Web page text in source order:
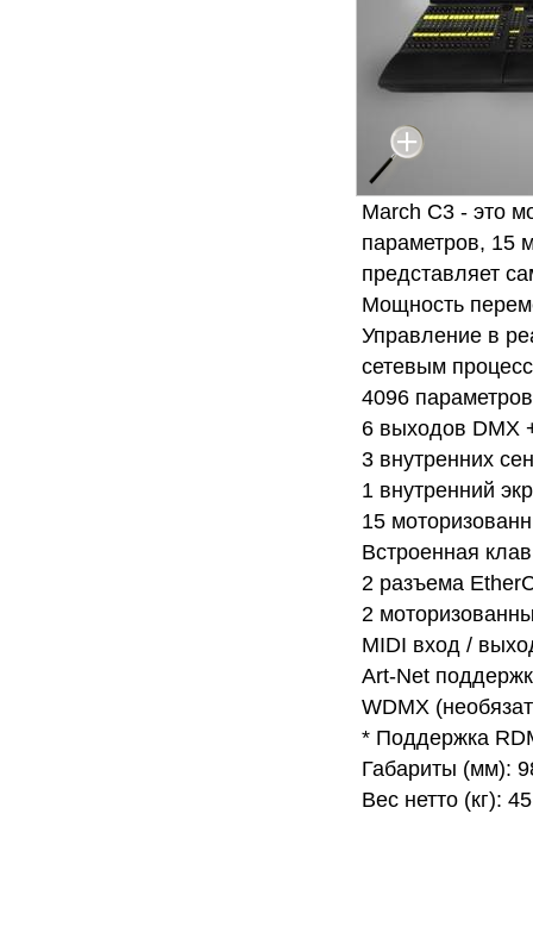
March C3 - это
параметров, 15
представляет
Мощность
Управление в
сетевым
4096
6 выходов DMX
3 внутренних
1 внутренний
15
Встроенная
2 разъема
2
MIDI вход /
Art-Net
WDMX
* Поддержка
Габариты (мм):
Вес нетто (кг): 45